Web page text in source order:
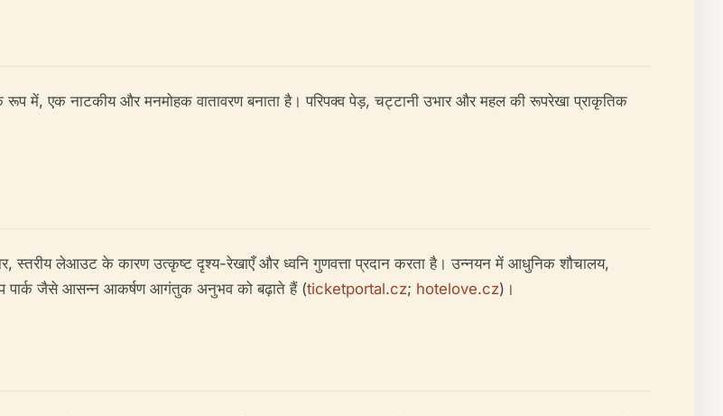
में, एक नाटकीय और मनमोहक वातावरण बनाता है। परिपक्व पेड़, चट्टानी उभार और महल की रूपरेखा प्राकृतिक
स्तरीय लेआउट के कारण उत्कृष्ट दृश्य-रेखाएँ और ध्वनि गुणवत्ता प्रदान करता है। उन्नयन में आधुनिक शौचालय,
पार्क जैसे आसन्न आकर्षण आगंतुक अनुभव को बढ़ाते हैं (ticketportal.cz; hotelove.cz)।